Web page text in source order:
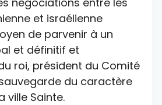
et israélienne
de parvenir à un
et définitif et
roi, président du Comité
du caractère
ville Sainte.